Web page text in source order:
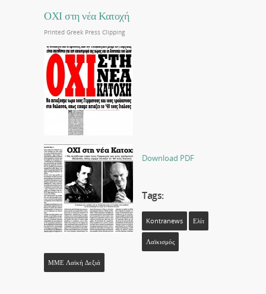
ΟΧΙ στη νέα Κατοχή
Printed Greek Press Clipping
Download PDF
Tags:
Kontranews Ελίτ
Λαϊκισμός
ΜΜΕ Λαϊκή Δεξιά